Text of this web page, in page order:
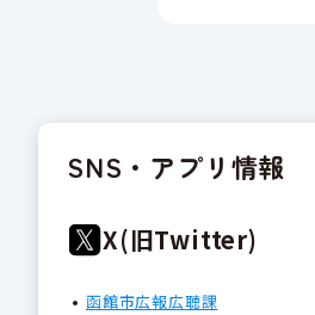
SNS・アプリ情報
X(旧Twitter)
函館市広報広聴課